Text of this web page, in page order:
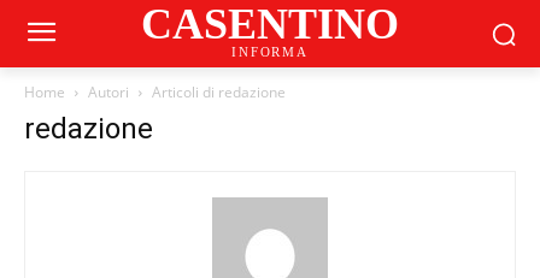
CASENTINO
INFORMA
Home Autori Articoli di redazione
redazione